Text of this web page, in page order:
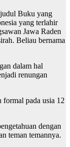
judul Buku yang
yang terlahir
Jawa Raden
Beliau bernama
dalam hal
renungan
formal pada usia 12
dengan
teman temannya.